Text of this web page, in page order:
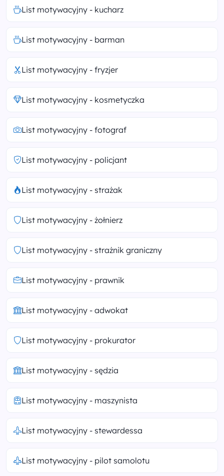
List motywacyjny - kucharz
List motywacyjny - barman
List motywacyjny - fryzjer
List motywacyjny - kosmetyczka
List motywacyjny - fotograf
List motywacyjny - policjant
List motywacyjny - strażak
List motywacyjny - żołnierz
List motywacyjny - strażnik graniczny
List motywacyjny - prawnik
List motywacyjny - adwokat
List motywacyjny - prokurator
List motywacyjny - sędzia
List motywacyjny - maszynista
List motywacyjny - stewardessa
List motywacyjny - pilot samolotu